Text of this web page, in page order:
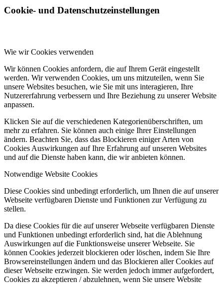
Cookie- und Datenschutzeinstellungen
Wie wir Cookies verwenden
Wir können Cookies anfordern, die auf Ihrem Gerät eingestellt
werden. Wir verwenden Cookies, um uns mitzuteilen, wenn Sie
unsere Websites besuchen, wie Sie mit uns interagieren, Ihre
Nutzererfahrung verbessern und Ihre Beziehung zu unserer Website
anpassen.
Klicken Sie auf die verschiedenen Kategorienüberschriften, um
mehr zu erfahren. Sie können auch einige Ihrer Einstellungen
ändern. Beachten Sie, dass das Blockieren einiger Arten von
Cookies Auswirkungen auf Ihre Erfahrung auf unseren Websites
und auf die Dienste haben kann, die wir anbieten können.
Notwendige Website Cookies
Diese Cookies sind unbedingt erforderlich, um Ihnen die auf unserer
Webseite verfügbaren Dienste und Funktionen zur Verfügung zu
stellen.
Da diese Cookies für die auf unserer Webseite verfügbaren Dienste
und Funktionen unbedingt erforderlich sind, hat die Ablehnung
Auswirkungen auf die Funktionsweise unserer Webseite. Sie
können Cookies jederzeit blockieren oder löschen, indem Sie Ihre
Browsereinstellungen ändern und das Blockieren aller Cookies auf
dieser Webseite erzwingen. Sie werden jedoch immer aufgefordert,
Cookies zu akzeptieren / abzulehnen, wenn Sie unsere Website